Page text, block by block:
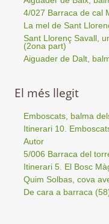
4/027 Barraca de cal
La mel de Sant
Sant Llorenç Savall,
(2ona part)
Aiguader de Dalt,
El més llegit
Emboscats, balma
Itinerari 10.
Autor
5/006 Barraca del
Itinerari 5. El Bosc
Quim Solbas, cova
De cara a barraca